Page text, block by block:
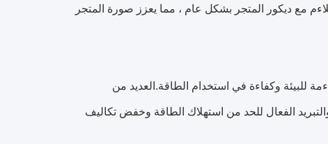
مع ديكور المتجر بشكل عام ، مما يعزز صورة المتجر
للبيئة وكفاءة في استخدام الطاقة.العديد من
الفعال للحد من استهلاك الطاقة وخفض تكاليف